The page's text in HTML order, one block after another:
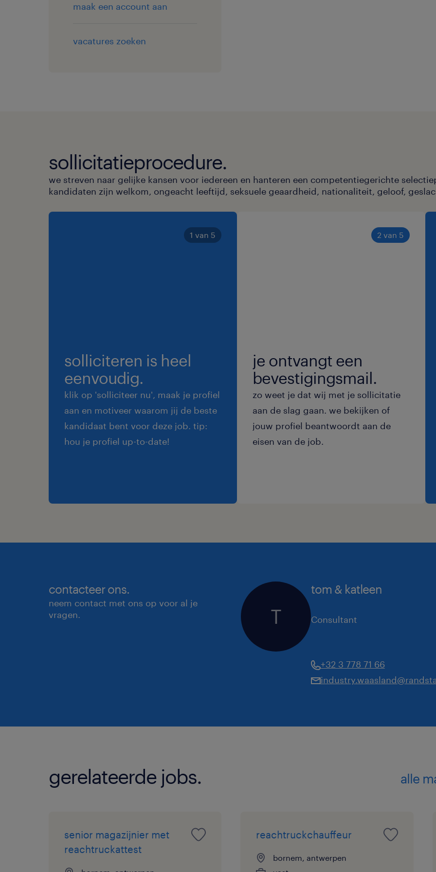
maak een account aan
vacatures zoeken
sollicitatieprocedure.
we streven naar gelijke kansen voor iedereen en hanteren een competentiegerichte
kandidaten zijn welkom, ongeacht leeftijd, seksuele geaardheid, nationaliteit, geloof,
1 van 5
solliciteren is heel
eenvoudig.
klik op 'solliciteer nu', maak je profiel
aan en motiveer waarom jij de beste
kandidaat bent voor deze job. tip:
hou je profiel up-to-date!
2 van 5
je ontvangt een
bevestigingsmail.
zo weet je dat wij met je sollicitatie
aan de slag gaan. we bekijken of
jouw profiel beantwoordt aan de
eisen van de job.
contacteer ons.
neem contact met ons op voor al je
vragen.
T
tom & katleen
Consultant
+32 3 778 71 66
gerelateerde jobs. alle
senior magazijnier met
reachtruckattest
reachtruckchauffeur
bornem, antwerpen